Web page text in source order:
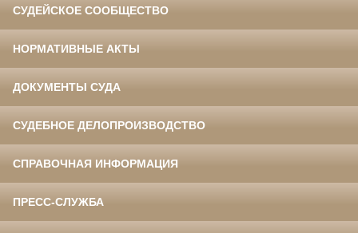
СУДЕЙСКОЕ СООБЩЕСТВО
НОРМАТИВНЫЕ АКТЫ
ДОКУМЕНТЫ СУДА
СУДЕБНОЕ ДЕЛОПРОИЗВОДСТВО
СПРАВОЧНАЯ ИНФОРМАЦИЯ
ПРЕСС-СЛУЖБА